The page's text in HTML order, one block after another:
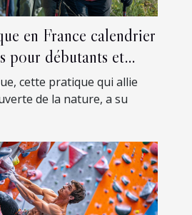
en France calendrier
pour débutants et
cette pratique qui allie
de la nature, a su